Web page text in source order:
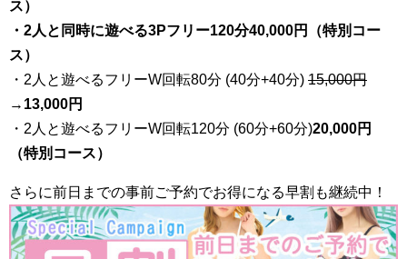
ス）
・2人と同時に遊べる3Pフリー120分40,000円（特別コー
ス）
・2人と遊べるフリーW回転80分 (40分+40分) 15,000円
→ 13,000円
・2人と遊べるフリーW回転120分 (60分+60分)20,000円
（特別コース）
さらに前日までの事前ご予約でお得になる早割も継続中！